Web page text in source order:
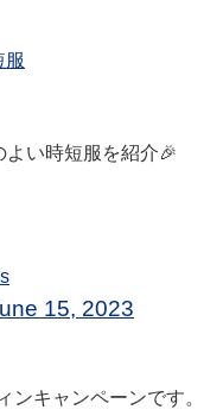
服
い時短服を紹介🎉
15, 2023
ンキャンペーンです。